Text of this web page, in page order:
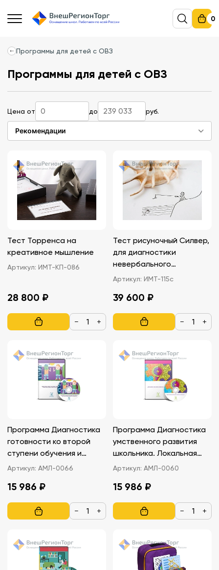
0
Программы для детей с ОВЗ
Программы для детей с ОВЗ
Цена от до руб.
Рекомендации
Тест Торренса на
креативное мышление
Артикул: ИМТ-КП-086
28 800 ₽
− +
Тест рисуночный Силвер,
для диагностики
невербального
интеллекта
Артикул: ИМТ-115с
39 600 ₽
− +
Программа Диагностика
готовности ко второй
ступени обучения и
адаптация младших
Артикул: АМЛ-0066
15 986 ₽
− +
Программа Диагностика
умственного развития
школьника. Локальная
версия
Артикул: АМЛ-0060
15 986 ₽
− +